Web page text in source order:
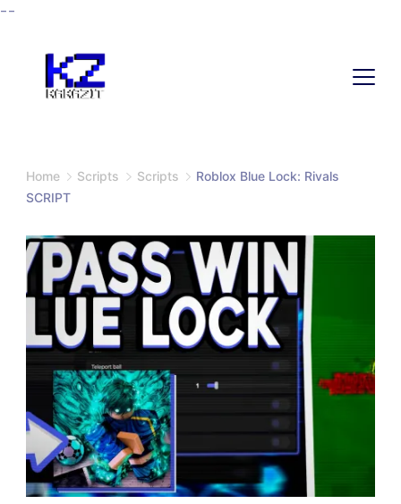
--
Home Scripts Scripts
Roblox Blue Lock: Rivals
SCRIPT